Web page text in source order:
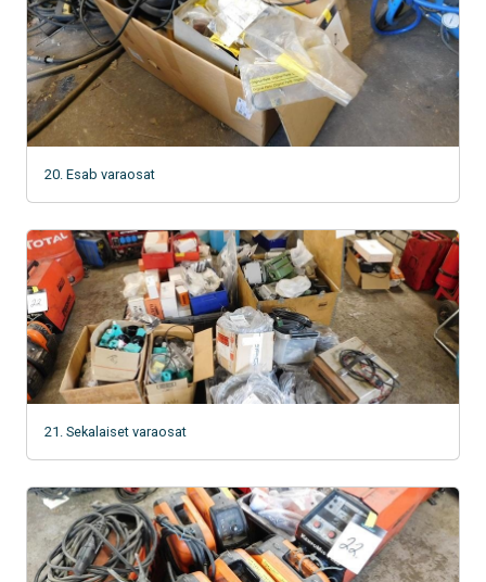
20. Esab varaosat
21. Sekalaiset varaosat